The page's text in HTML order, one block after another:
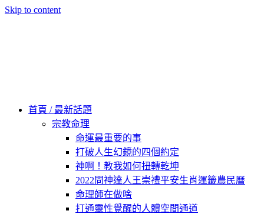
Skip to content
首頁 / 最新話題
宗教命理
命運最重要的事
打破人生幻鏡的四個約定
神啊！教我如何扭轉乾坤
2022問神達人王崇禮平安生肖運籤農民曆
命理師在做啥
打通靈性覺醒的人體空間通道